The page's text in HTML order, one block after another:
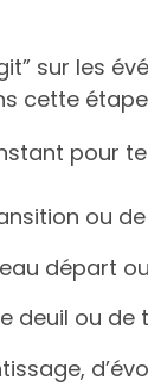
sur les
cette
pour
ou
départ
deuil ou